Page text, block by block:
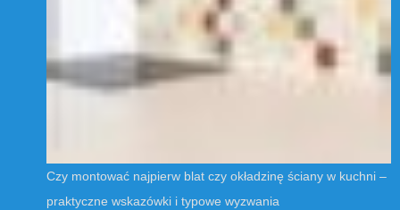
Czy montować najpierw blat czy okładzinę ściany w kuchni –
praktyczne wskazówki i typowe wyzwania